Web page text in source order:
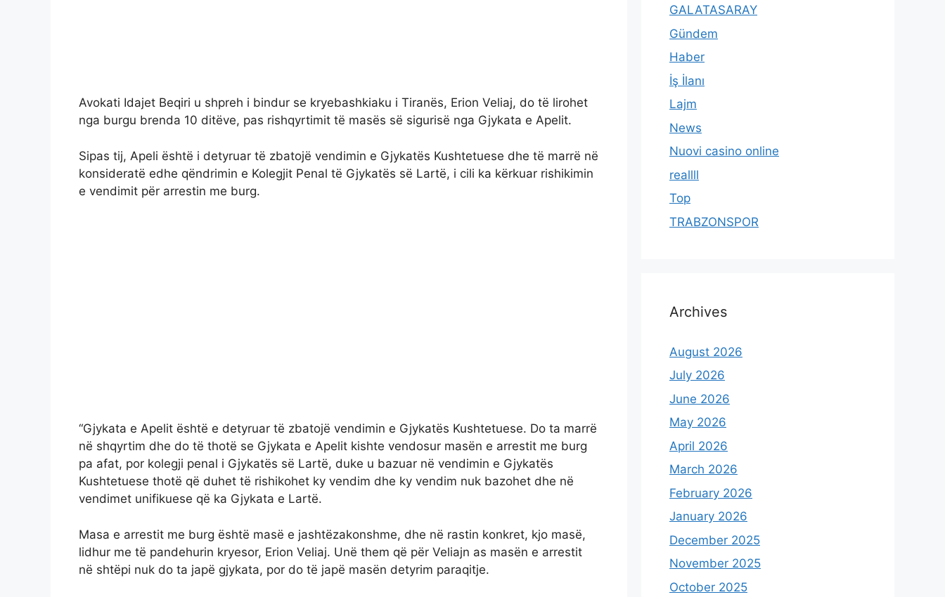
Avokati Idajet Beqiri u shpreh i bindur se kryebashkiaku i Tiranës, Erion Veliaj, do të lirohet
nga burgu brenda 10 ditëve, pas rishqyrtimit të masës së sigurisë nga Gjykata e Apelit.
Sipas tij, Apeli është i detyruar të zbatojë vendimin e Gjykatës Kushtetuese dhe të marrë në
konsideratë edhe qëndrimin e Kolegjit Penal të Gjykatës së Lartë, i cili ka kërkuar rishikimin
e vendimit për arrestin me burg.
“Gjykata e Apelit është e detyruar të zbatojë vendimin e Gjykatës Kushtetuese. Do ta marrë
në shqyrtim dhe do të thotë se Gjykata e Apelit kishte vendosur masën e arrestit me burg
pa afat, por kolegji penal i Gjykatës së Lartë, duke u bazuar në vendimin e Gjykatës
Kushtetuese thotë që duhet të rishikohet ky vendim dhe ky vendim nuk bazohet dhe në
vendimet unifikuese që ka Gjykata e Lartë.
Masa e arrestit me burg është masë e jashtëzakonshme, dhe në rastin konkret, kjo masë,
lidhur me të pandehurin kryesor, Erion Veliaj. Unë them që për Veliajn as masën e arrestit
në shtëpi nuk do ta japë gjykata, por do të japë masën detyrim paraqitje.
GALATASARAY
Gündem
Haber
İş İlanı
Lajm
News
Nuovi casino online
reallll
Top
TRABZONSPOR
Archives
August 2026
July 2026
June 2026
May 2026
April 2026
March 2026
February 2026
January 2026
December 2025
November 2025
October 2025